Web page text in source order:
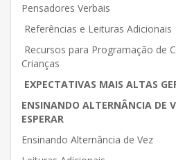
Pensadores Verbais
Referências e Leituras Adicionais
Recursos para Programação de
Crianças
EXPECTATIVAS MAIS ALTAS
ENSINANDO ALTERNÂNCIA DE
ESPERAR
Ensinando Alternância de Vez